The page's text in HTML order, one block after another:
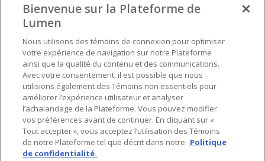
Préférences en matière de cookies
Bienvenue sur la Plateforme de
Lumen
Nous utilisons des témoins de connexion pour optimiser
votre expérience de navigation sur notre Plateforme
ainsi que la qualité du contenu et des communications.
Avec votre consentement, il est possible que nous
utilisions également des Témoins non essentiels pour
améliorer l’expérience utilisateur et analyser
l’achalandage de la Plateforme. Vous pouvez modifier
vos préférences avant de continuer. En cliquant sur «
Tout accepter », vous acceptez l’utilisation des Témoins
de notre Plateforme tel que décrit dans notre Politique
de confidentialité.